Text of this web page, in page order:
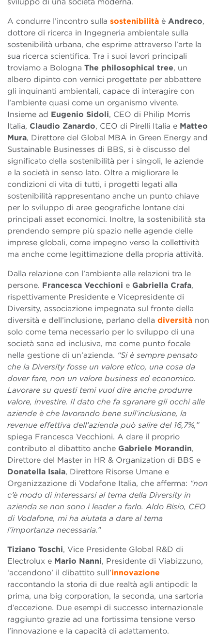
A condurre l’incontro sulla sostenibilità è Andreco,
dottore di ricerca in Ingegneria ambientale sulla
sostenibilità urbana, che esprime attraverso l’arte la
sua ricerca scientifica. Tra i suoi lavori principali
troviamo a Bologna The philosophical tree, un
albero dipinto con vernici progettate per abbattere
gli inquinanti ambientali, capace di interagire con
l’ambiente quasi come un organismo vivente.
Insieme ad Eugenio Sidoli, CEO di Philip Morris
Italia, Claudio Zanardo, CEO di Pirelli Italia e Matteo
Mura, Direttore del Global MBA in Green Energy and
Sustainable Businesses di BBS, si è discusso del
significato della sostenibilità per i singoli, le aziende
e la società in senso lato. Oltre a migliorare le
condizioni di vita di tutti, i progetti legati alla
sostenibilità rappresentano anche un punto chiave
per lo sviluppo di aree geografiche lontane dai
principali asset economici. Inoltre, la sostenibilità sta
prendendo sempre più spazio nelle agende delle
imprese globali, come impegno verso la collettività
ma anche come legittimazione della propria attività.
Dalla relazione con l’ambiente alle relazioni tra le
persone. Francesca Vecchioni e Gabriella Crafa,
rispettivamente Presidente e Vicepresidente di
Diversity, associazione impegnata sul fronte della
diversità e dell’inclusione, parlano della diversità non
solo come tema necessario per lo sviluppo di una
società sana ed inclusiva, ma come punto focale
nella gestione di un’azienda. “Si è sempre pensato
che la Diversity fosse un valore etico, una cosa da
dover fare, non un valore business ed economico.
Lavorare su questi temi vuol dire anche produrre
valore, investire. Il dato che fa sgranare gli occhi alle
aziende è che lavorando bene sull’inclusione, la
revenue effettiva dell’azienda può salire del 16,7%,”
spiega Francesca Vecchioni. A dare il proprio
contributo al dibattito anche Gabriele Morandin,
Direttore del Master in HR & Organization di BBS e
Donatella Isaia, Direttore Risorse Umane e
Organizzazione di Vodafone Italia, che afferma: “non
c’è modo di interessarsi al tema della Diversity in
azienda se non sono i leader a farlo. Aldo Bisio, CEO
di Vodafone, mi ha aiutata a dare al tema
l’importanza necessaria.”
Tiziano Toschi, Vice Presidente Global R&D di
Electrolux e Mario Nanni, Presidente di Viabizzuno,
‘accendono’ il dibattito sull’innovazione
raccontando la storia di due realtà agli antipodi: la
prima, una big corporation, la seconda, una sartoria
d’eccezione. Due esempi di successo internazionale
raggiunto grazie ad una fortissima tensione verso
l’innovazione e la capacità di adattamento.